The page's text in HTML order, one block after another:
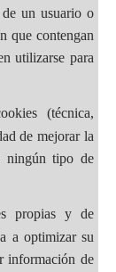
un usuario o
que contengan
utilizarse para
(técnica,
de mejorar la
ningún tipo de
propias y de
a optimizar su
información de